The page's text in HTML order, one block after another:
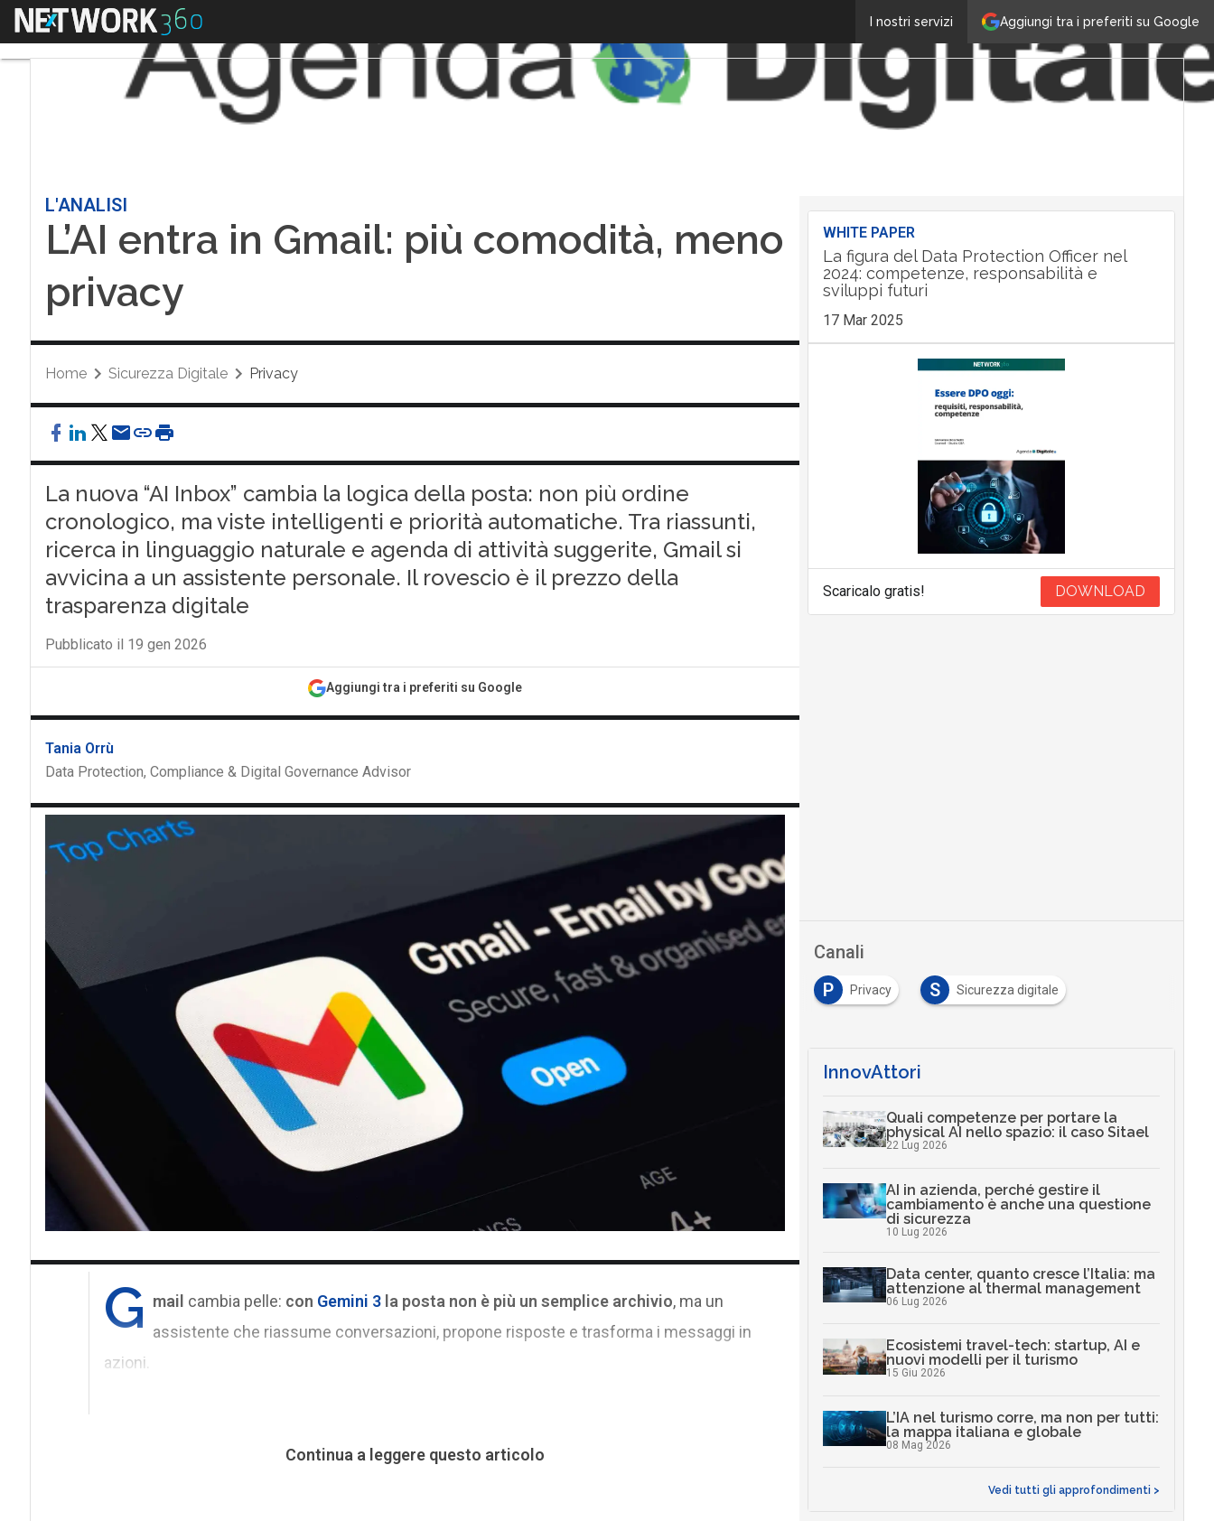
Aggiungi tra i preferiti su Google
I nostri servizi
Menu
L'ANALISI
L’AI entra in Gmail: più comodità, meno
privacy
Home Sicurezza Digitale Privacy
La nuova “AI Inbox” cambia la logica della posta: non più ordine
cronologico, ma viste intelligenti e priorità automatiche. Tra riassunti,
ricerca in linguaggio naturale e agenda di attività suggerite, Gmail si
avvicina a un assistente personale. Il rovescio è il prezzo della
trasparenza digitale
Pubblicato il 19 gen 2026
Aggiungi tra i preferiti su Google
Tania Orrù
Data Protection, Compliance & Digital Governance Advisor
G mail cambia pelle: con Gemini 3la posta non è più un semplice archivio, ma un
assistente che riassume conversazioni, propone risposte e trasforma i messaggi in
azioni.
Continua a leggere questo articolo
WHITE PAPER
La figura del Data Protection Officer nel
2024: competenze, responsabilità e
sviluppi futuri
17 Mar 2025
Scaricalo gratis! DOWNLOAD
Canali
P
Privacy S Sicurezza digitale
InnovAttori
Quali competenze per portare la
physical AI nello spazio: il caso Sitael
22 Lug 2026
AI in azienda, perché gestire il
cambiamento è anche una questione
di sicurezza
10 Lug 2026
Data center, quanto cresce l’Italia: ma
attenzione al thermal management
06 Lug 2026
Ecosistemi travel-tech: startup, AI e
nuovi modelli per il turismo
15 Giu 2026
L’IA nel turismo corre, ma non per tutti:
la mappa italiana e globale
08 Mag 2026
Vedi tutti gli approfondimenti >